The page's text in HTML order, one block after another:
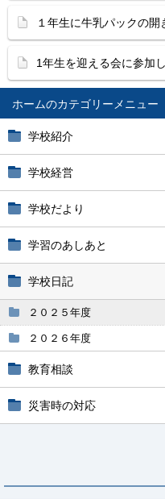
ホーム
学校紹介
学校経営
学校だより
学習のあしあと
学校日記
２０２５年度
２０２６年度
教育相談
災害時の対応
１年生に牛乳パックの開
1年生を迎える会に参加